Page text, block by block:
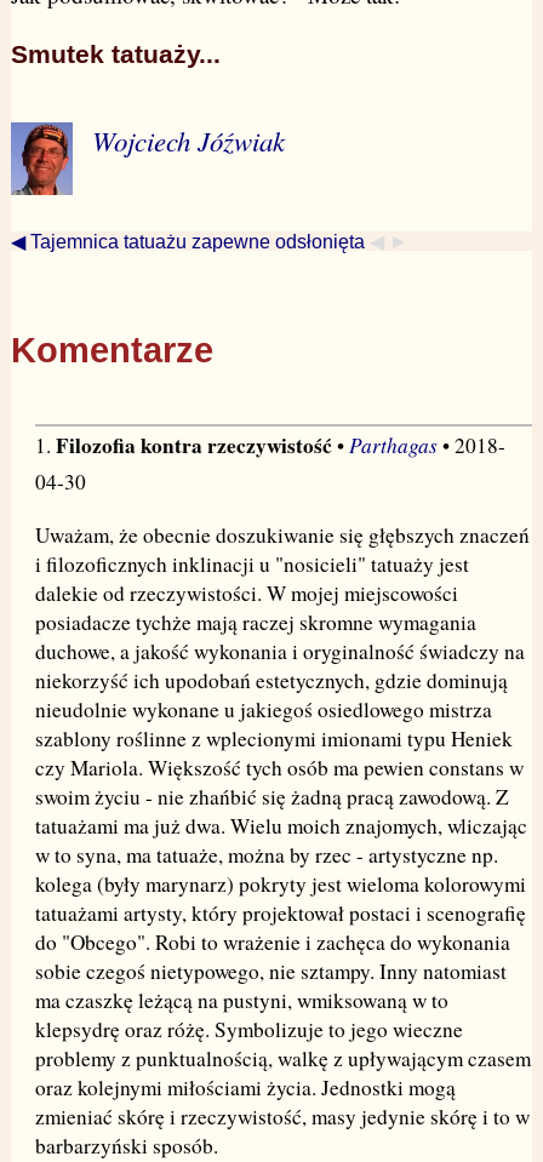
Smutek tatuaży...
Wojciech Jóźwiak
◀ Tajemnica tatuażu zapewne odsłonięta ◀ ►
Komentarze
1. Filozofia kontra rzeczywistość•Parthagas• 2018-
04-30
Uważam, że obecnie doszukiwanie się głębszych znaczeń
i filozoficznych inklinacji u "nosicieli" tatuaży jest
dalekie od rzeczywistości. W mojej miejscowości
posiadacze tychże mają raczej skromne wymagania
duchowe, a jakość wykonania i oryginalność świadczy na
niekorzyść ich upodobań estetycznych, gdzie dominują
nieudolnie wykonane u jakiegoś osiedlowego mistrza
szablony roślinne z wplecionymi imionami typu Heniek
czy Mariola. Większość tych osób ma pewien constans w
swoim życiu - nie zhańbić się żadną pracą zawodową. Z
tatuażami ma już dwa. Wielu moich znajomych, wliczając
w to syna, ma tatuaże, można by rzec - artystyczne np.
kolega (były marynarz) pokryty jest wieloma kolorowymi
tatuażami artysty, który projektował postaci i scenografię
do "Obcego". Robi to wrażenie i zachęca do wykonania
sobie czegoś nietypowego, nie sztampy. Inny natomiast
ma czaszkę leżącą na pustyni, wmiksowaną w to
klepsydrę oraz różę. Symbolizuje to jego wieczne
problemy z punktualnością, walkę z upływającym czasem
oraz kolejnymi miłościami życia. Jednostki mogą
zmieniać skórę i rzeczywistość, masy jedynie skórę i to w
barbarzyński sposób.